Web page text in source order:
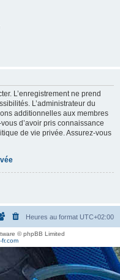
L’enregistrement ne prend
L’administrateur du
additionnelles aux membres
d’avoir pris connaissance
de vie privée. Assurez-vous
Heures au format UTC+02:00
© phpBB Limited